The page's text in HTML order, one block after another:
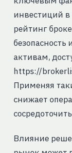
инвестиций
рейтинг
безопасность
активам,
https://
Применяя
снижает
Влияние